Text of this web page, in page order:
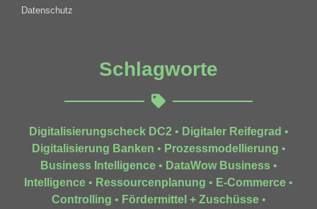
Datenschutz
Schlagworte
Digitalisierungscheck DC2• Digitaler Reifegrad •
Digitalisierung Banken • Prozessmodellierung •
Business Intelligence• DataWow Business•
Intelligence • Ressourcenplanung • E-Commerce •
Controlling • Fördermittel + Zuschüsse•